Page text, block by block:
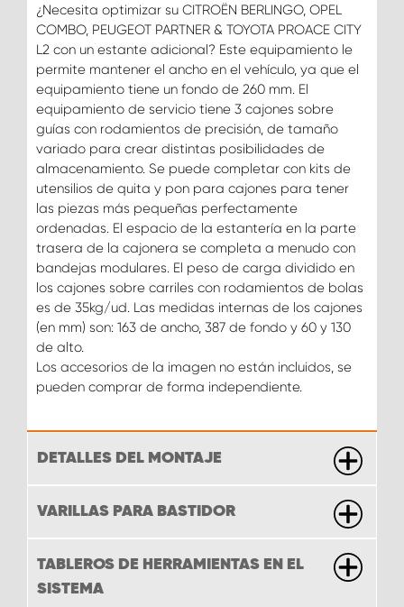
¿Necesita optimizar su CITROËN BERLINGO, OPEL
COMBO, PEUGEOT PARTNER & TOYOTA PROACE CITY
L2 con un estante adicional? Este equipamiento le
permite mantener el ancho en el vehículo, ya que el
equipamiento tiene un fondo de 260 mm. El
equipamiento de servicio tiene 3 cajones sobre
guías con rodamientos de precisión, de tamaño
variado para crear distintas posibilidades de
almacenamiento. Se puede completar con kits de
utensilios de quita y pon para cajones para tener
las piezas más pequeñas perfectamente
ordenadas. El espacio de la estantería en la parte
trasera de la cajonera se completa a menudo con
bandejas modulares. El peso de carga dividido en
los cajones sobre carriles con rodamientos de bolas
es de 35kg/ud. Las medidas internas de los cajones
(en mm) son: 163 de ancho, 387 de fondo y 60 y 130
de alto.
Los accesorios de la imagen no están incluidos, se
pueden comprar de forma independiente.
DETALLES DEL MONTAJE
VARILLAS PARA BASTIDOR
TABLEROS DE HERRAMIENTAS EN EL
SISTEMA